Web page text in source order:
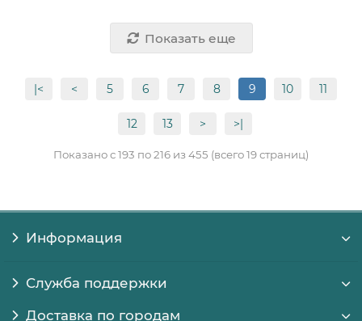
Показать еще
|< < 5 6 7 8 9 10 11
12 13 > >|
Показано с 193 по 216 из 455 (всего 19 страниц)
Информация
Служба поддержки
Доставка по городам